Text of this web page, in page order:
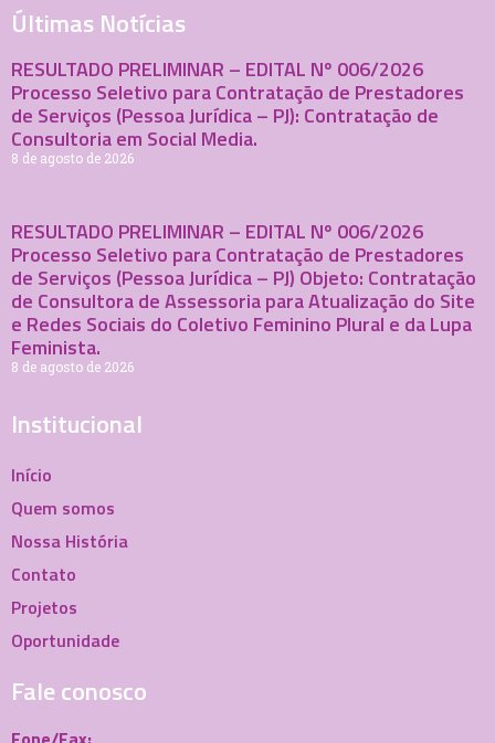
Últimas Notícias
RESULTADO PRELIMINAR – EDITAL Nº 006/2026
Processo Seletivo para Contratação de Prestadores
de Serviços (Pessoa Jurídica – PJ): Contratação de
Consultoria em Social Media.
8 de agosto de 2026
RESULTADO PRELIMINAR – EDITAL Nº 006/2026
Processo Seletivo para Contratação de Prestadores
de Serviços (Pessoa Jurídica – PJ) Objeto: Contratação
de Consultora de Assessoria para Atualização do Site
e Redes Sociais do Coletivo Feminino Plural e da Lupa
Feminista.
8 de agosto de 2026
Institucional
Início
Quem somos
Nossa História
Contato
Projetos
Oportunidade
Fale conosco